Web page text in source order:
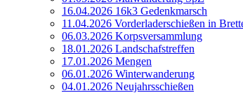
16.04.2026 16k3 Gedenkmarsch
11.04.2026 Vorderladerschießen in
06.03.2026 Korpsversammlung
18.01.2026 Landschafstreffen
17.01.2026 Mengen
06.01.2026 Winterwanderung
04.01.2026 Neujahrsschießen